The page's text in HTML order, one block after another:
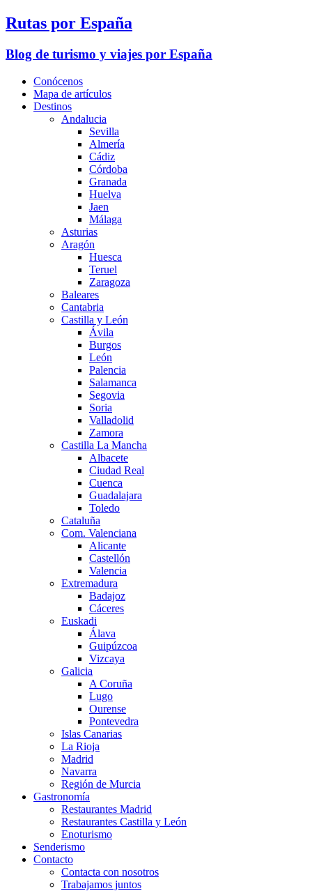
Rutas por España
Blog de turismo y viajes por España
Conócenos
Mapa de artículos
Destinos
Andalucia
Sevilla
Almería
Cádiz
Córdoba
Granada
Huelva
Jaen
Málaga
Asturias
Aragón
Huesca
Teruel
Zaragoza
Baleares
Cantabria
Castilla y León
Ávila
Burgos
León
Palencia
Salamanca
Segovia
Soria
Valladolid
Zamora
Castilla La Mancha
Albacete
Ciudad Real
Cuenca
Guadalajara
Toledo
Cataluña
Com. Valenciana
Alicante
Castellón
Valencia
Extremadura
Badajoz
Cáceres
Euskadi
Álava
Guipúzcoa
Vizcaya
Galicia
A Coruña
Lugo
Ourense
Pontevedra
Islas Canarias
La Rioja
Madrid
Navarra
Región de Murcia
Gastronomía
Restaurantes Madrid
Restaurantes Castilla y León
Enoturismo
Senderismo
Contacto
Contacta con nosotros
Trabajamos juntos